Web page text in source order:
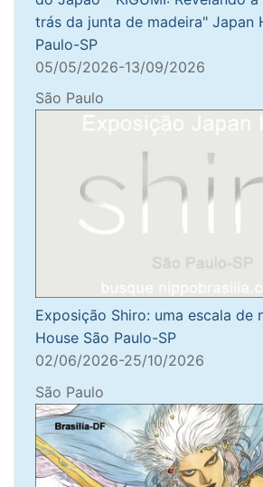
trás da junta de madeira" Japan
Paulo-SP
05/05/2026-13/09/2026
São Paulo
Exposição Shiro: uma escala de
House São Paulo-SP
02/06/2026-25/10/2026
São Paulo